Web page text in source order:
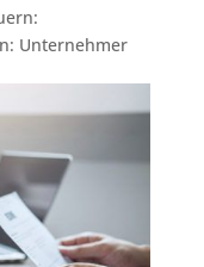
Unternehmer